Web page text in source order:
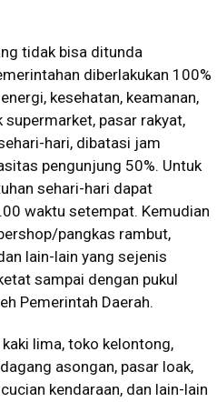
tidak bisa ditunda
diberlakukan 100%
kesehatan, keamanan,
pasar rakyat,
hari, dibatasi jam
pengunjung 50%. Untuk
sehari-hari dapat
waktu setempat. Kemudian
pangkas rambut,
lain-lain yang sejenis
sampai dengan pukul
Pemerintah Daerah.
lima, toko kelontong,
asongan, pasar loak,
kendaraan, dan lain-lain